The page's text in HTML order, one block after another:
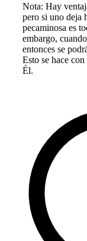
Nota: Hay
pero si uno deja
pecaminosa es
embargo,
entonces se
Esto se hace
Él.